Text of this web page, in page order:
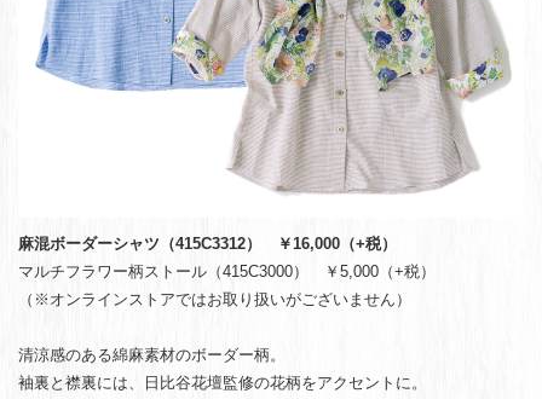
麻混ボーダーシャツ（415C3312） ￥16,000（+税）
マルチフラワー柄ストール（415C3000） ￥5,000（+税）
（※オンラインストアではお取り扱いがございません）
清涼感のある綿麻素材のボーダー柄。
袖裏と襟裏には、日比谷花壇監修の花柄をアクセントに。